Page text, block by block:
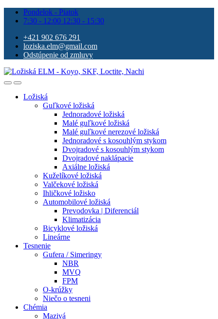
Pondelok - Piatok
7:30 - 12:00 12:30 - 15:30
+421 902 676 291
loziska.elm@gmail.com
Odstúpenie od zmluvy
Ložiská
Guľkové ložiská
Jednoradové ložiská
Malé guľkové ložiská
Malé guľkové nerezové ložiská
Jednoradové s kosouhlým stykom
Dvojradové s kosouhlým stykom
Dvojradové naklápacie
Axiálne ložiská
Kuželíkové ložiská
Valčekové ložiská
Ihličkové ložisko
Automobilové ložiská
Prevodovka | Diferenciál
Klimatizácia
Bicyklové ložiská
Lineárne
Tesnenie
Gufera / Simeringy
NBR
MVQ
FPM
O-krúžky
Niečo o tesneni
Chémia
Mazivá